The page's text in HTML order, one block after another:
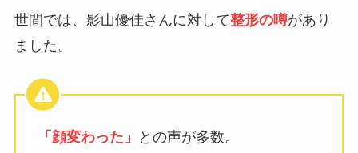
世間では、影山優佳さんに対して整形の噂があり
ました。
「顔変わった」 との声が多数。